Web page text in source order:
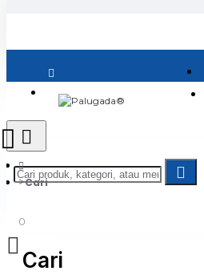
0
Cari
Cari